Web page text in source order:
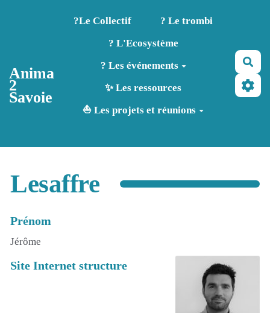
Aller au contenu principal
Anima
2
Savoie
?️Le Collectif
? Le trombi
? L'Ecosystème
? Les événements
✨ Les ressources
⛵ Les projets et réunions
Lesaffre
Prénom
Jérôme
Site Internet structure